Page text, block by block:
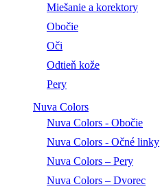
Miešanie a korektory
Obočie
Oči
Odtieň kože
Pery
Nuva Colors
Nuva Colors - Obočie
Nuva Colors - Očné linky
Nuva Colors – Pery
Nuva Colors – Dvorec